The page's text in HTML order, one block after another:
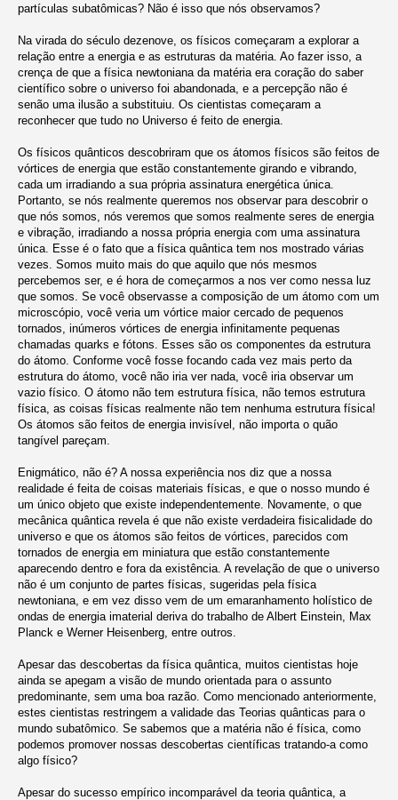
partículas subatômicas? Não é isso que nós observamos?
Na virada do século dezenove, os físicos começaram a explorar a
relação entre a energia e as estruturas da matéria. Ao fazer isso, a
crença de que a física newtoniana da matéria era coração do saber
científico sobre o universo foi abandonada, e a percepção não é
senão uma ilusão a substituiu. Os cientistas começaram a
reconhecer que tudo no Universo é feito de energia.
Os físicos quânticos descobriram que os átomos físicos são feitos de
vórtices de energia que estão constantemente girando e vibrando,
cada um irradiando a sua própria assinatura energética única.
Portanto, se nós realmente queremos nos observar para descobrir o
que nós somos, nós veremos que somos realmente seres de energia
e vibração, irradiando a nossa própria energia com uma assinatura
única. Esse é o fato que a física quântica tem nos mostrado várias
vezes. Somos muito mais do que aquilo que nós mesmos
percebemos ser, e é hora de começarmos a nos ver como nessa luz
que somos. Se você observasse a composição de um átomo com um
microscópio, você veria um vórtice maior cercado de pequenos
tornados, inúmeros vórtices de energia infinitamente pequenas
chamadas quarks e fótons. Esses são os componentes da estrutura
do átomo. Conforme você fosse focando cada vez mais perto da
estrutura do átomo, você não iria ver nada, você iria observar um
vazio físico. O átomo não tem estrutura física, não temos estrutura
física, as coisas físicas realmente não tem nenhuma estrutura física!
Os átomos são feitos de energia invisível, não importa o quão
tangível pareçam.
Enigmático, não é? A nossa experiência nos diz que a nossa
realidade é feita de coisas materiais físicas, e que o nosso mundo é
um único objeto que existe independentemente. Novamente, o que
mecânica quântica revela é que não existe verdadeira fisicalidade do
universo e que os átomos são feitos de vórtices, parecidos com
tornados de energia em miniatura que estão constantemente
aparecendo dentro e fora da existência. A revelação de que o universo
não é um conjunto de partes físicas, sugeridas pela física
newtoniana, e em vez disso vem de um emaranhamento holístico de
ondas de energia imaterial deriva do trabalho de Albert Einstein, Max
Planck e Werner Heisenberg, entre outros.
Apesar das descobertas da física quântica, muitos cientistas hoje
ainda se apegam a visão de mundo orientada para o assunto
predominante, sem uma boa razão. Como mencionado anteriormente,
estes cientistas restringem a validade das Teorias quânticas para o
mundo subatômico. Se sabemos que a matéria não é física, como
podemos promover nossas descobertas científicas tratando-a como
algo físico?
Apesar do sucesso empírico incomparável da teoria quântica, a